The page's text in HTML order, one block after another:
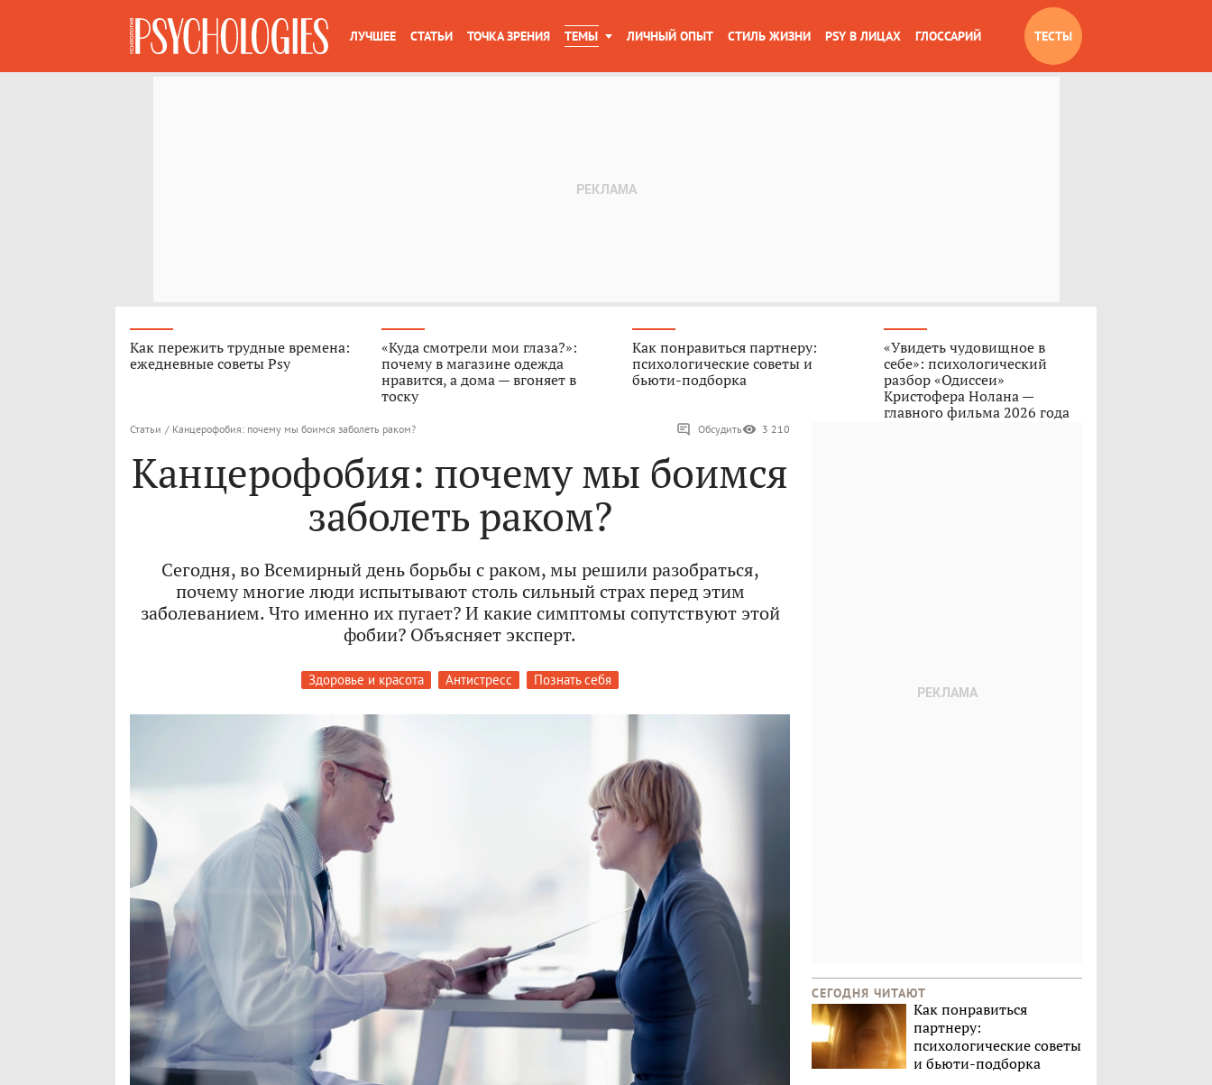
ЛУЧШЕЕ СТАТЬИ ТОЧКА ЗРЕНИЯ ТЕМЫ ЛИЧНЫЙ ОПЫТ СТИЛЬ ЖИЗНИ PSY В ЛИЦАХ ГЛОССАРИЙ ТЕСТЫ
Как пережить трудные времена:
ежедневные советы Psy
«Куда смотрели мои глаза?»:
почему в магазине одежда
нравится, а дома — вгоняет в
тоску
Как понравиться партнеру:
психологические советы и
бьюти-подборка
«Увидеть чудовищное в
себе»: психологический
разбор «Одиссеи»
Кристофера Нолана —
главного фильма 2026 года
Статьи / Канцерофобия: почему мы боимся заболеть раком? Обсудить 3 210
Канцерофобия: почему мы боимся
заболеть раком?
Cегодня, во Всемирный день борьбы с раком, мы решили разобраться,
почему многие люди испытывают столь сильный страх перед этим
заболеванием. Что именно их пугает? И какие симптомы сопутствуют этой
фобии? Объясняет эксперт.
Здоровье и красота Антистресс Познать себя
СЕГОДНЯ ЧИТАЮТ
Как понравиться
партнеру:
психологические советы
и бьюти-подборка